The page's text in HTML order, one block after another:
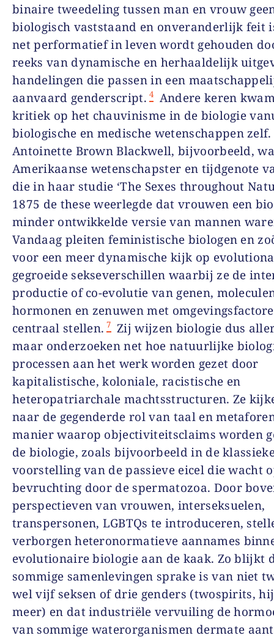
binaire tweedeling tussen man en vrouw
biologisch vaststaand en onveranderlijk feit
net performatief in leven wordt gehouden
reeks van dynamische en herhaaldelijk
handelingen die passen in een
aanvaard genderscript. 4 Andere keren
kritiek op het chauvinisme in de biologie
biologische en medische wetenschappen zelf.
Antoinette Brown Blackwell, bijvoorbeeld,
Amerikaanse wetenschapster en tijdgenote
die in haar studie ‘The Sexes throughout
1875 de these weerlegde dat vrouwen een
minder ontwikkelde versie van mannen
Vandaag pleiten feministische biologen en
voor een meer dynamische kijk op
gegroeide sekseverschillen waarbij ze de
productie of co-evolutie van genen,
hormonen en zenuwen met
centraal stellen. 7 Zij wijzen biologie dus
maar onderzoeken net hoe natuurlijke
processen aan het werk worden gezet door
kapitalistische, koloniale, racistische en
heteropatriarchale machtsstructuren. Ze
naar de gegenderde rol van taal en
manier waarop objectiviteitsclaims worden
de biologie, zoals bijvoorbeeld in de
voorstelling van de passieve eicel die wacht
bevruchting door de spermatozoa. Door
perspectieven van vrouwen, interseksuelen,
transpersonen, LGBTQs te introduceren,
verborgen heteronormatieve aannames
evolutionaire biologie aan de kaak. Zo blijkt
sommige samenlevingen sprake is van niet
wel vijf seksen of drie genders (twospirits,
meer) en dat industriële vervuiling de
van sommige waterorganismen dermate